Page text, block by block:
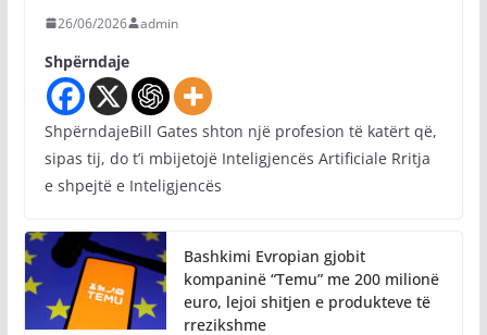
26/06/2026 admin
Shpërndaje
ShpërndajeBill Gates shton një profesion të katërt që,
sipas tij, do t’i mbijetojë Inteligjencës Artificiale Rritja
e shpejtë e Inteligjencës
Bashkimi Evropian gjobit
kompaninë “Temu” me 200 milionë
euro, lejoi shitjen e produkteve të
rrezikshme